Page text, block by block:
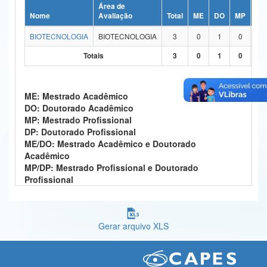
Ministério da Ciência, Tecnologia, Inovações e Comunicações
Ministério do Meio Ambiente
Controladoria-Geral da União
Ministério da Mulher, da Família e dos Direitos Humanos
Secretaria-Geral
Secretaria de Governo
Nome
Área de
Avaliação
Total ME DO MP
BIOTECNOLOGIA
BIOTECNOLOGIA 3 0 1 0
Totais
3 0 1 0
ME: Mestrado Acadêmico
DO: Doutorado Acadêmico
MP: Mestrado Profissional
DP: Doutorado Profissional
ME/DO: Mestrado Acadêmico e Doutorado
Acadêmico
MP/DP: Mestrado Profissional e Doutorado
Profissional
Gerar arquivo XLS